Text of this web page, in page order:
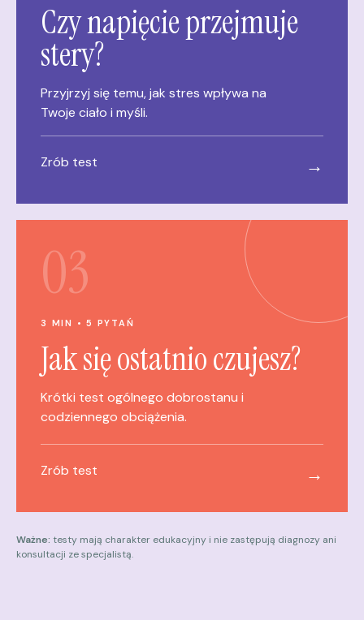
Czy napięcie przejmuje
stery?
Przyjrzyj się temu, jak stres wpływa na
Twoje ciało i myśli.
Zrób test →
03
3 MIN • 5 PYTAŃ
Jak się ostatnio czujesz?
Krótki test ogólnego dobrostanu i
codziennego obciążenia.
Zrób test →
Ważne: testy mają charakter edukacyjny i nie zastępują diagnozy ani
konsultacji ze specjalistą.